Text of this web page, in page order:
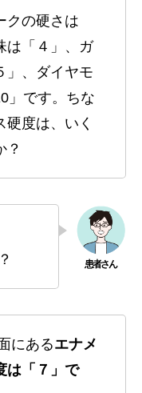
クの硬さは
は「４」、ガ
」、ダイヤモ
」です。ちな
度は、いく
？
にあるエナメ
は「７」で